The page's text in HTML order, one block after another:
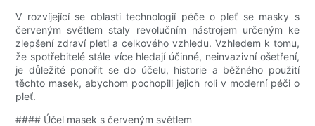
V rozvíjející se oblasti technologií péče o pleť se masky s
červeným světlem staly revolučním nástrojem určeným ke
zlepšení zdraví pleti a celkového vzhledu. Vzhledem k tomu,
že spotřebitelé stále více hledají účinné, neinvazivní ošetření,
je důležité ponořit se do účelu, historie a běžného použití
těchto masek, abychom pochopili jejich roli v moderní péči o
pleť.
#### Účel masek s červeným světlem